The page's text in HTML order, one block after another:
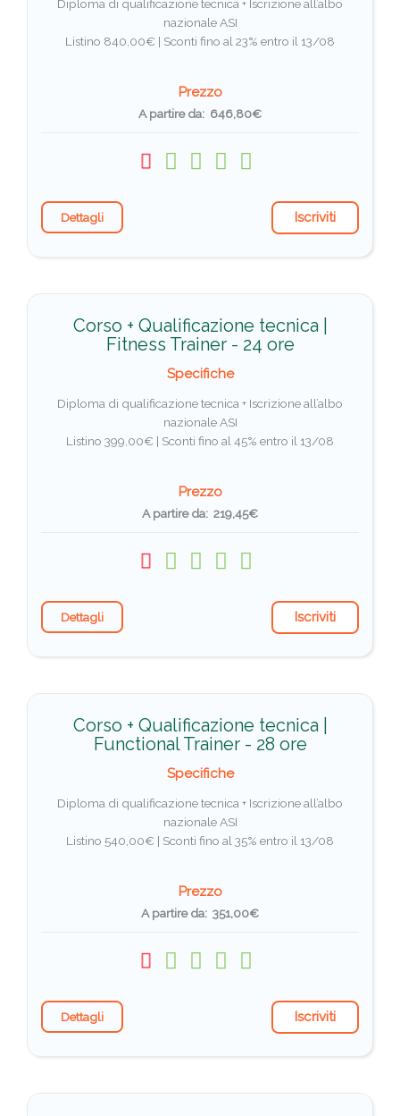
Diploma di qualificazione tecnica + Iscrizione all’albo
nazionale ASI
Listino 840,00€ | Sconti fino al 23% entro il 13/08
Prezzo
A partire da: 646,80€
Dettagli Iscriviti
Corso + Qualificazione tecnica |
Fitness Trainer - 24 ore
Specifiche
Diploma di qualificazione tecnica + Iscrizione all’albo
nazionale ASI
Listino 399,00€ | Sconti fino al 45% entro il 13/08
Prezzo
A partire da: 219,45€
Dettagli Iscriviti
Corso + Qualificazione tecnica |
Functional Trainer - 28 ore
Specifiche
Diploma di qualificazione tecnica + Iscrizione all’albo
nazionale ASI
Listino 540,00€ | Sconti fino al 35% entro il 13/08
Prezzo
A partire da: 351,00€
Dettagli Iscriviti